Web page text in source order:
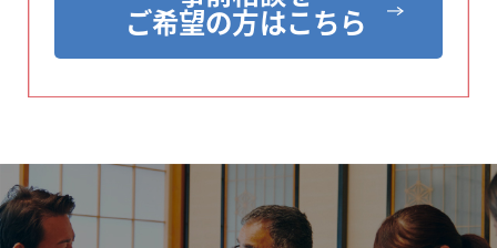
ご希望の方はこちら